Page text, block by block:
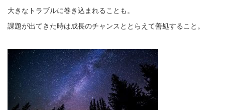
大きなトラブルに巻き込まれることも。
課題が出てきた時は成長のチャンスととらえて善処すること。